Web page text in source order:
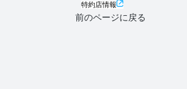
特約店情報
前のページに戻る